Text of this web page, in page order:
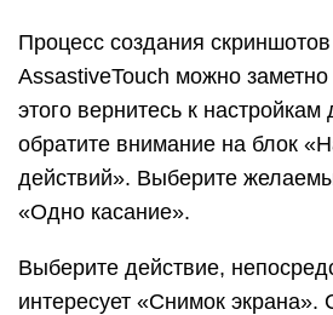
Процесс создания
AssastiveTouch можно заметно
этого вернитесь к
обратите внимание на блок
действий». Выберите
«Одно касание».
Выберите действие,
интересует «Снимок экрана».